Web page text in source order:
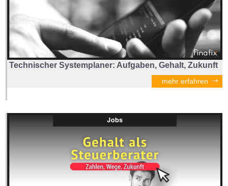
Technischer Systemplaner: Aufgaben, Gehalt, Zukunft
mehr erfahren